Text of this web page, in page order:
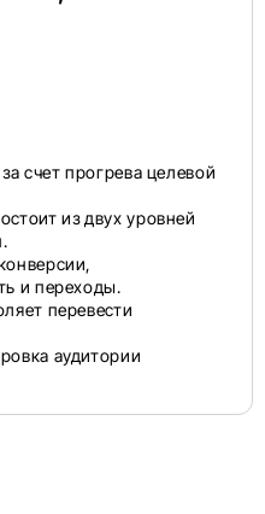
счет прогрева целевой
из двух уровней
и переходы.
перевести
аудитории